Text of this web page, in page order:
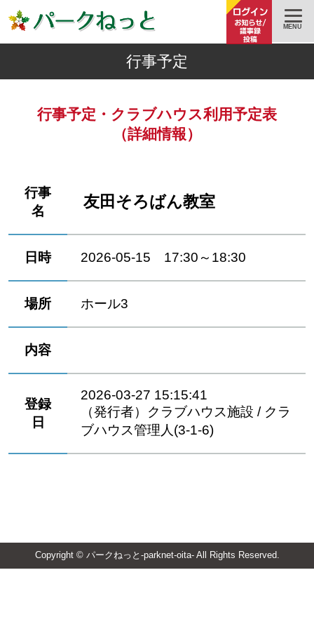
MENU
行事予定
行事予定・クラブハウス利用予定表
（詳細情報）
行事
名
友田そろばん教室
日時 2026-05-15 17:30～18:30
場所 ホール3
内容
登録
日
2026-03-27 15:15:41
（発行者）クラブハウス施設 / クラ
ブハウス管理人(3-1-6)
Copyright © パークねっと-parknet-oita- All Rights Reserved.